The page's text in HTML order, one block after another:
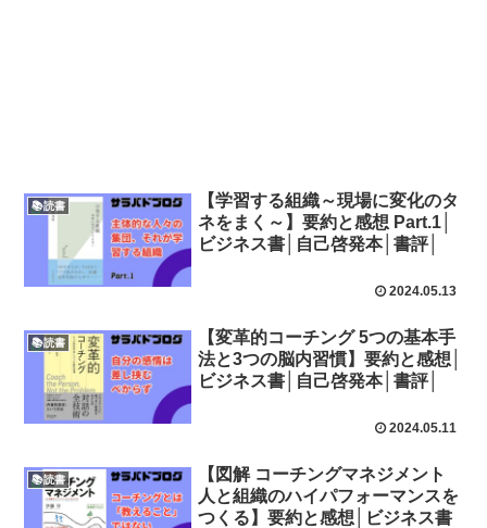
📚読書
【学習する組織～現場に変化のタ
ネをまく～】要約と感想 Part.1│
ビジネス書│自己啓発本│書評│
2024.05.13
📚読書
【変革的コーチング 5つの基本手
法と3つの脳内習慣】要約と感想│
ビジネス書│自己啓発本│書評│
2024.05.11
📚読書
【図解 コーチングマネジメント
人と組織のハイパフォーマンスを
つくる】要約と感想│ビジネス書